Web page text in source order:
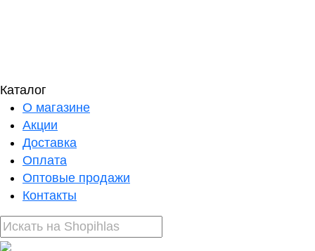
Каталог
О магазине
Акции
Доставка
Оплата
Оптовые продажи
Контакты